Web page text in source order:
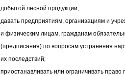
добытой лесной продукции;
давать предприятиям, организациям и
и физическим лицам, гражданам
(предписания) по вопросам устранения
их последствий;
приостанавливать или ограничивать